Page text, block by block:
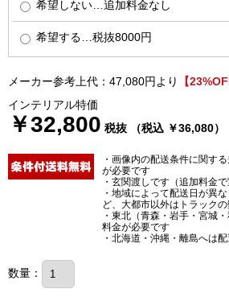
希望しない…追加料金なし
希望する…税抜8000円
メーカー参考上代：47,080円より
【
インテリアル特価
￥32,800 税抜 （税込 ￥36,080）
・画像内の配送条件に関す
が必要です
・玄関渡しです（追加料金
・地域によって配送日が異
ど、大都市以外はトラックの
・東北（青森・岩手・宮城
料金が必要です
・北海道・沖縄・離島へは
数量：